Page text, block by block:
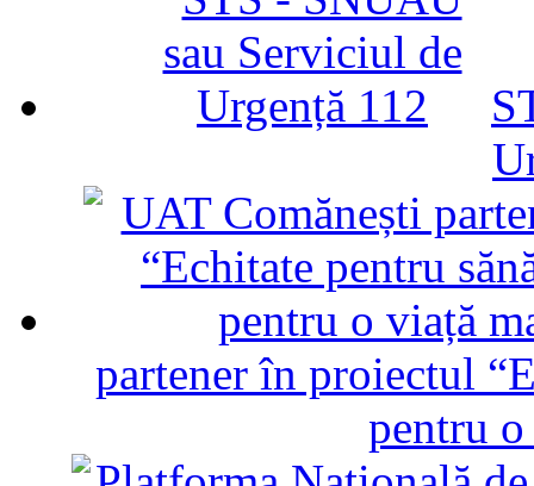
partener în proiectul
pentru